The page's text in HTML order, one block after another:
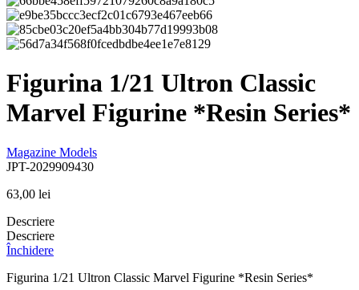
Figurina 1/21 Ultron Classic
Marvel Figurine *Resin Series*
Magazine Models
JPT-2029909430
63,00 lei
Descriere
Descriere
Închidere
Figurina 1/21 Ultron Classic Marvel Figurine *Resin Series*